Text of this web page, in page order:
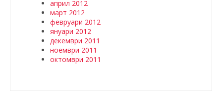
април 2012
март 2012
февруари 2012
януари 2012
декември 2011
ноември 2011
октомври 2011